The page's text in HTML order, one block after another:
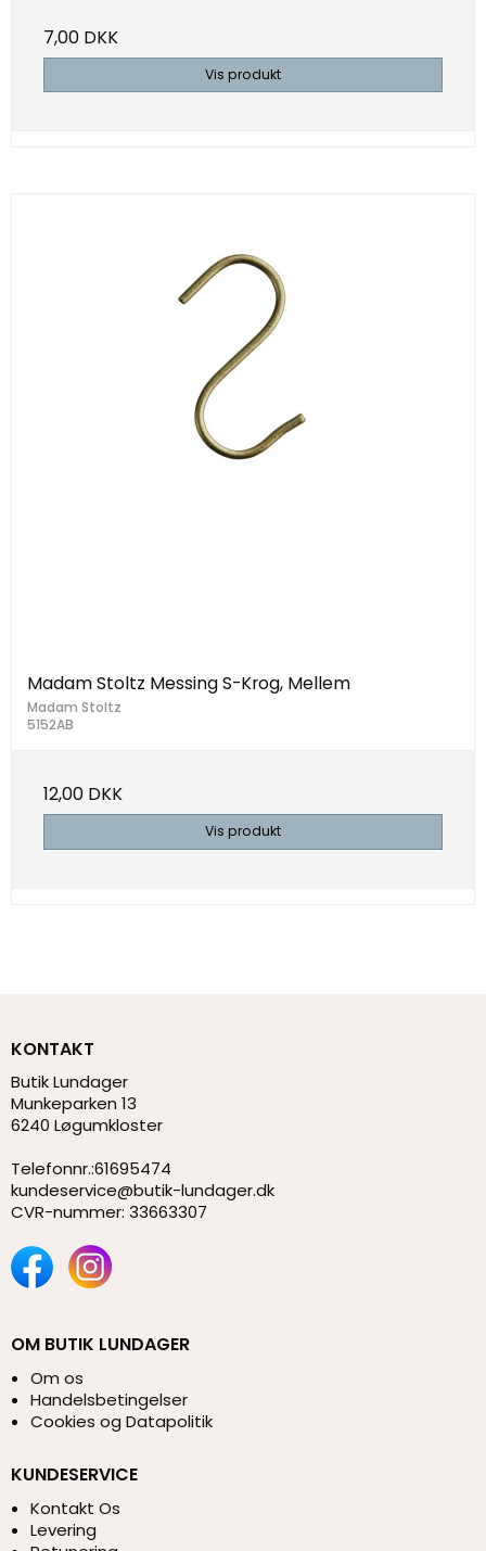
7,00 DKK
Vis produkt
Madam Stoltz Messing S-Krog, Mellem
Madam Stoltz
5152AB
12,00 DKK
Vis produkt
KONTAKT
Butik Lundager
Munkeparken 13
6240 Løgumkloster
Telefonnr.:61695474
kundeservice@butik-lundager.dk
CVR-nummer: 33663307
OM BUTIK LUNDAGER
Om os
Handelsbetingelser
Cookies og Datapolitik
KUNDESERVICE
Kontakt Os
Levering